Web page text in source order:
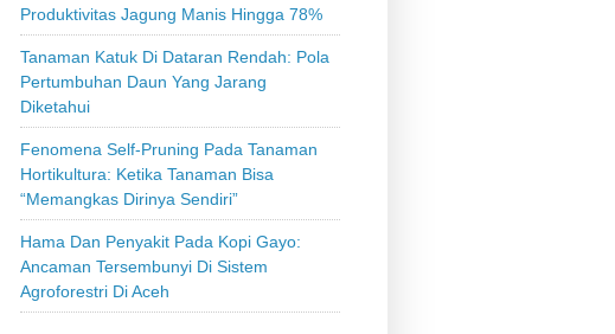
Produktivitas Jagung Manis Hingga 78%
Tanaman Katuk Di Dataran Rendah: Pola
Pertumbuhan Daun Yang Jarang
Diketahui
Fenomena Self-Pruning Pada Tanaman
Hortikultura: Ketika Tanaman Bisa
“Memangkas Dirinya Sendiri”
Hama Dan Penyakit Pada Kopi Gayo:
Ancaman Tersembunyi Di Sistem
Agroforestri Di Aceh